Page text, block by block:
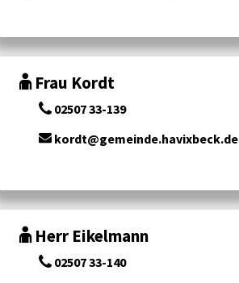
Frau Kordt
02507 33-139
kordt@gemeinde.havixbeck.de
Herr Eikelmann
02507 33-140